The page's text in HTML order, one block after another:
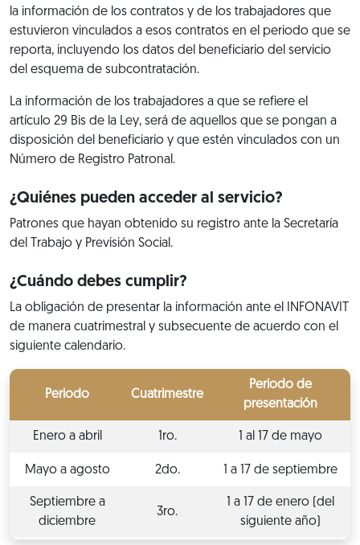
la información de los contratos y de los trabajadores que
estuvieron vinculados a esos contratos en el periodo que se
reporta, incluyendo los datos del beneficiario del servicio
del esquema de subcontratación.
La información de los trabajadores a que se refiere el
artículo 29 Bis de la Ley, será de aquellos que se pongan a
disposición del beneficiario y que estén vinculados con un
Número de Registro Patronal.
¿Quiénes pueden acceder al servicio?
Patrones que hayan obtenido su registro ante la Secretaría
del Trabajo y Previsión Social.
¿Cuándo debes cumplir?
La obligación de presentar la información ante el INFONAVIT
de manera cuatrimestral y subsecuente de acuerdo con el
siguiente calendario.
Periodo Cuatrimestre
Periodo de
presentación
Enero a abril 1ro. 1 al 17 de mayo
Mayo a agosto 2do. 1 a 17 de septiembre
Septiembre a
diciembre
3ro.
1 a 17 de enero (del
siguiente año)